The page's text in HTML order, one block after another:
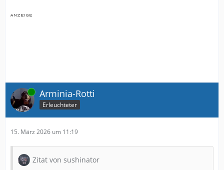
Online Arminia-Rotti
Erleuchteter
15. März 2026 um 11:19
Zitat von sushinator